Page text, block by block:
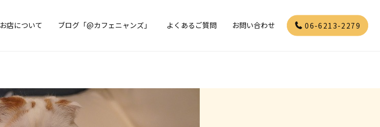
お店について ブログ「@カフェニャンズ」 よくあるご質問 お問い合わせ 06-6213-2279